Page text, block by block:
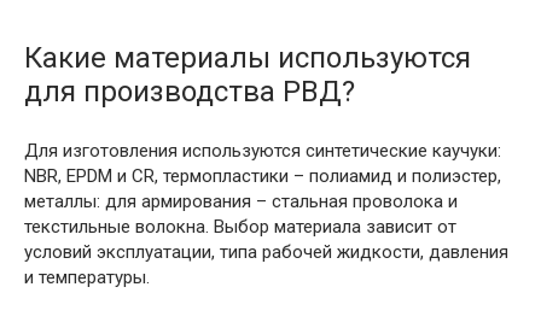
Какие материалы используются
для производства РВД?
Для изготовления используются синтетические каучуки:
NBR, EPDM и CR, термопластики – полиамид и полиэстер,
металлы: для армирования – стальная проволока и
текстильные волокна. Выбор материала зависит от
условий эксплуатации, типа рабочей жидкости, давления
и температуры.